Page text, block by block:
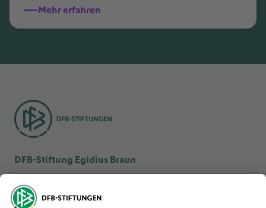
Mehr erfahren
DFB-Stiftung Egidius Braun
DFB-Stiftung Sepp Herberger